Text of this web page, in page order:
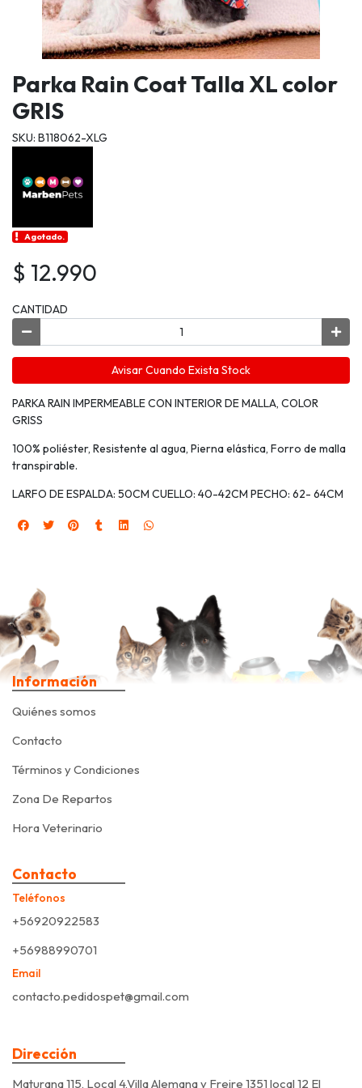
Parka Rain Coat Talla XL color
GRIS
SKU: B118062-XLG
Agotado.
$ 12.990
CANTIDAD
Avisar Cuando Exista Stock
PARKA RAIN IMPERMEABLE CON INTERIOR DE MALLA, COLOR
GRISS
100% poliéster, Resistente al agua, Pierna elástica, Forro de malla
transpirable.
LARFO DE ESPALDA: 50CM CUELLO: 40-42CM PECHO: 62- 64CM
Información
Quiénes somos
Contacto
Términos y Condiciones
Zona De Repartos
Hora Veterinario
Contacto
Teléfonos
+56920922583
+56988990701
Email
contacto.pedidospet@gmail.com
Dirección
Maturana 115, Local 4,Villa Alemana y Freire 1351 local 12 El